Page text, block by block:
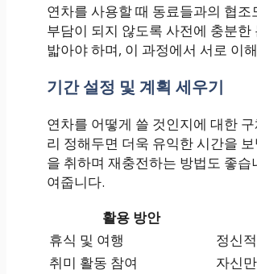
연차를 사용할 때 동료들과의 협
부담이 되지 않도록 사전에 충분
밟아야 하며, 이 과정에서 서로 이
기간 설정 및 계획 세우기
연차를 어떻게 쓸 것인지에 대한
리 정해두면 더욱 유익한 시간을
을 취하며 재충전하는 방법도 좋
여줍니다.
활용 방안
휴식 및 여행
정신
취미 활동 참여
자신